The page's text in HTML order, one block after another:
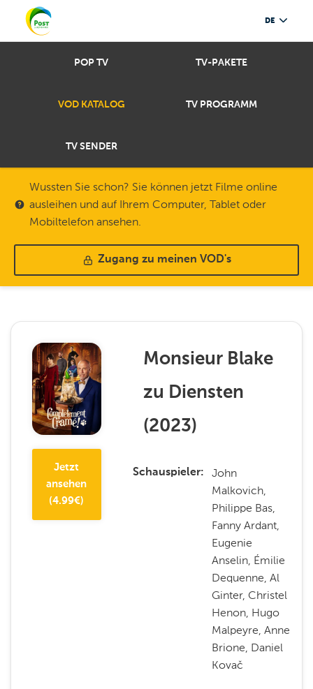
DE
POP TV TV-PAKETE
VOD KATALOG TV PROGRAMM
TV SENDER
Wussten Sie schon? Sie können jetzt Filme online
ausleihen und auf Ihrem Computer, Tablet oder
Mobiltelefon ansehen.
Zugang zu meinen VOD's
Jetzt
ansehen
(4.99€)
Monsieur Blake
zu Diensten
(2023)
Schauspieler
John
Malkovich,
Philippe Bas,
Fanny Ardant,
Eugenie
Anselin, Émilie
Dequenne, Al
Ginter, Christel
Henon, Hugo
Malpeyre, Anne
Brione, Daniel
Kovač